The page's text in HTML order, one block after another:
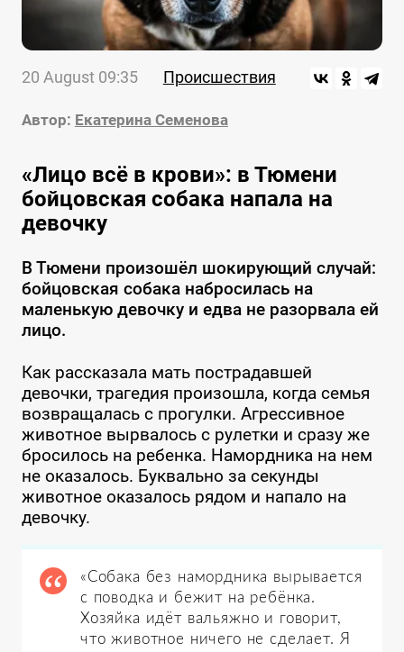
20 August 09:35 Происшествия
Автор: Екатерина Семенова
«Лицо всё в крови»: в Тюмени
бойцовская собака напала на
девочку
В Тюмени произошёл шокирующий случай:
бойцовская собака набросилась на
маленькую девочку и едва не разорвала ей
лицо.
Как рассказала мать пострадавшей
девочки, трагедия произошла, когда семья
возвращалась с прогулки. Агрессивное
животное вырвалось с рулетки и сразу же
бросилось на ребенка. Намордника на нем
не оказалось. Буквально за секунды
животное оказалось рядом и напало на
девочку.
«Собака без намордника вырывается
с поводка и бежит на ребёнка.
Хозяйка идёт вальяжно и говорит,
что животное ничего не сделает. Я